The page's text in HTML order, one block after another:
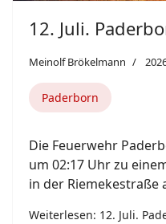
12. Juli.
Meinolf Brökelmann
Paderborn
Die Feuerwehr
um 02:17 Uhr zu
in der Riemekestraße
Weiterlesen: 12. Juli.